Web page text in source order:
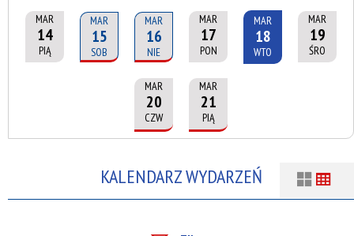
MAR
14
PIĄ
MAR
15
SOB
MAR
16
NIE
MAR
17
PON
MAR
18
WTO
MAR
19
ŚRO
MAR
20
CZW
MAR
21
PIĄ
KALENDARZ WYDARZEŃ